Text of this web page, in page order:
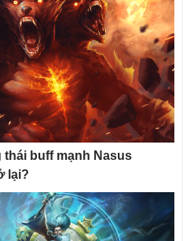
thái buff mạnh Nasus
lại?